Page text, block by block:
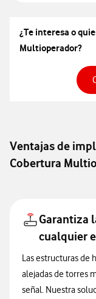
¿Te interesa o
Multioperador?
Ventajas de
Cobertura
Garantiza
cualquier
Las estructuras de
alejadas de torres
señal. Nuestra